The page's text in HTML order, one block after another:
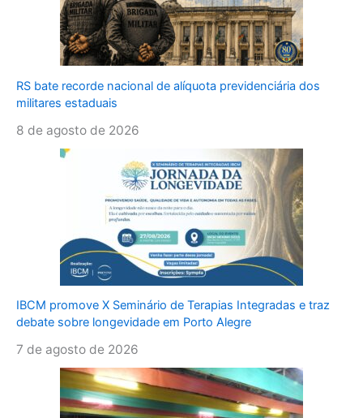
RS bate recorde nacional de alíquota previdenciária dos
militares estaduais
8 de agosto de 2026
IBCM promove X Seminário de Terapias Integradas e traz
debate sobre longevidade em Porto Alegre
7 de agosto de 2026